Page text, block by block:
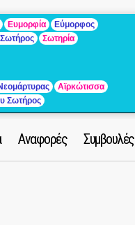
Ευμορφία
Εύμορφος
Σωτηρία
Αϊρκώτισσα
Σωτήρος
Αναφορές Συμβουλές